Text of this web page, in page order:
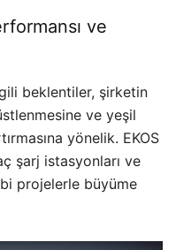
ve
beklentiler, şirketin
ve yeşil
yönelik. EKOS
şarj istasyonları ve
projelerle büyüme